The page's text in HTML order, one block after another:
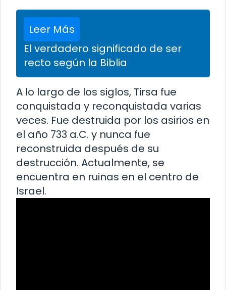
Leer Más
El verdadero significado de ser
recto según la Biblia
A lo largo de los siglos, Tirsa fue
conquistada y reconquistada varias
veces. Fue destruida por los asirios en
el año 733 a.C. y nunca fue
reconstruida después de su
destrucción. Actualmente, se
encuentra en ruinas en el centro de
Israel.